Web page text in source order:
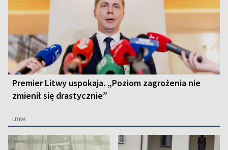
Premier Litwy uspokaja. „Poziom zagrożenia nie
zmienił się drastycznie”
LITWA